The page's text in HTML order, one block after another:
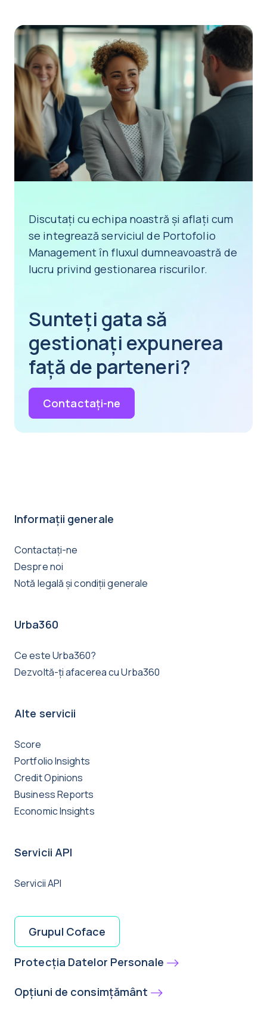
Discutați cu echipa noastră și aflați cum
se integrează serviciul de Portofolio
Management în fluxul dumneavoastră de
lucru privind gestionarea riscurilor.
Sunteți gata să
gestionați expunerea
față de parteneri?
Contactați-ne
Informații generale
Contactați-ne
Despre noi
Notă legală și condiții generale
Urba360
Ce este Urba360?
Dezvoltă-ți afacerea cu Urba360
Alte servicii
Score
Portfolio Insights
Credit Opinions
Business Reports
Economic Insights
Servicii API
Servicii API
Grupul Coface
Protecția Datelor Personale
Opțiuni de consimțământ